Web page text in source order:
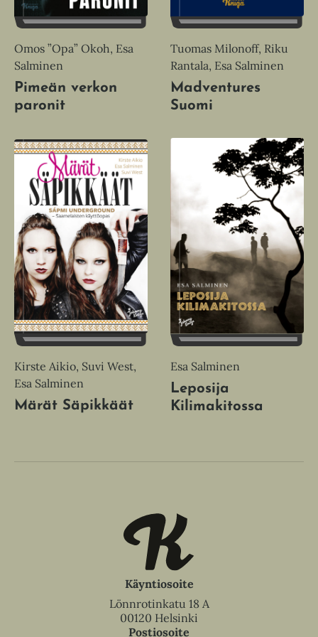
v
ä
l
i
e
n
Omos ”Opa” Okoh, Esa
Salminen
Pimeän verkon
paronit
Tuomas Milonoff, Riku
Rantala, Esa Salminen
Madventures
Suomi
Kirste Aikio, Suvi West,
Esa Salminen
Märät Säpikkäät
Esa Salminen
Leposija
Kilimakitossa
Käyntiosoite
Lönnrotinkatu 18 A
00120 Helsinki
Postiosoite